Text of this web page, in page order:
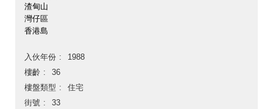
渣甸山
灣仔區
香港島
入伙年份
1988
樓齡
36
樓盤類型
住宅
街號
33